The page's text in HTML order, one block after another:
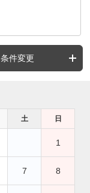
条件変更
土 日
1
7 8